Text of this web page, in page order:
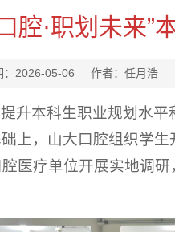
腔·职划未来”
：2026-05-06 作者：任月浩
升本科生职业规划水
上，山大口腔组织学生
医疗单位开展实地调